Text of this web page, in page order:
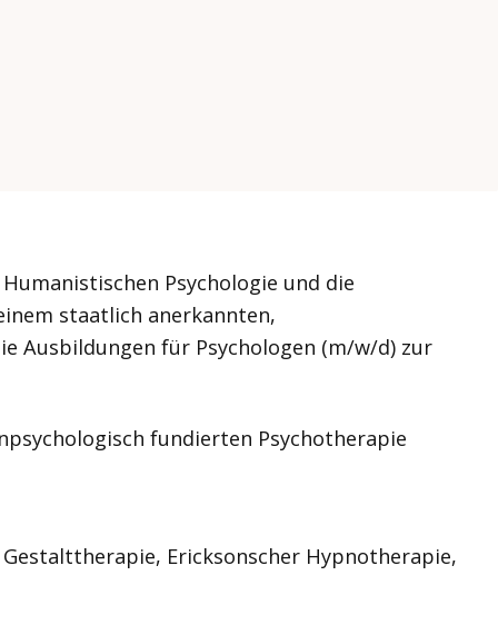
Psychologie und die
staatlich anerkannten,
Ausbildungen für Psychologen (m/w/d) zur
fundierten Psychotherapie
Ericksonscher Hypnotherapie,